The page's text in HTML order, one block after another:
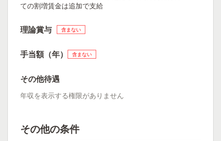
ての割増賃金は追加で支給
理論賞与 含まない
手当額（年） 含まない
その他待遇
年収を表示する権限がありません
その他の条件